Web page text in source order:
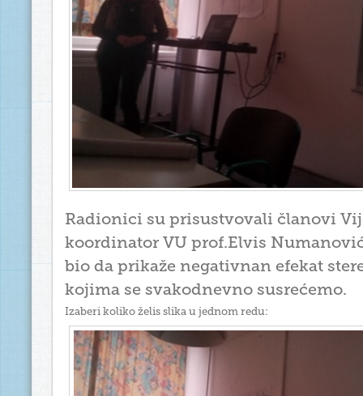
Radionici su prisustvovali članovi
koordinator VU prof.Elvis
bio da prikaže negativnan efekat
kojima se svakodnevno susrećemo.
Izaberi koliko želis slika u jednom redu: